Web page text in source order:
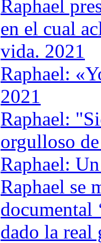
Raphael
en el cual
vida. 2021
Raphael:
2021
Raphael:
orgulloso
Raphael:
Raphael se
documental
dado la real